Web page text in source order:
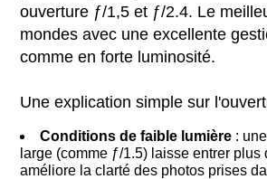
ouverture ƒ/1,5 et ƒ/2.4. Le
mondes avec une excellente
comme en forte luminosité.
Une explication simple sur
Conditions de faible lumière :
large (comme ƒ/1.5) laisse entrer plus
améliore la clarté des photos prises